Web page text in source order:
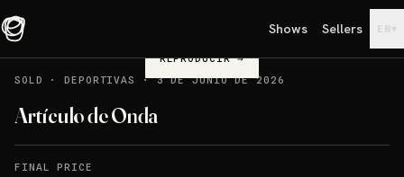
Shows Sellers EN ▾
REPRODUCIR→
SOLD
·DEPORTIVAS ·3 DE JUNIO DE 2026
Artículo de Onda
FINAL PRICE